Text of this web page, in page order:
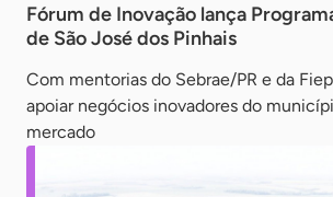
Fórum de Inovação lança
de São José dos Pinhais
Com mentorias do Sebrae/PR e da
apoiar negócios inovadores do
mercado